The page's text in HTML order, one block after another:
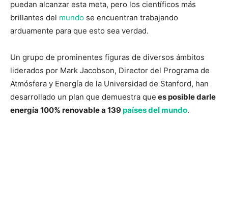
puedan alcanzar esta meta, pero los científicos más
brillantes del mundo se encuentran trabajando
arduamente para que esto sea verdad.
Un grupo de prominentes figuras de diversos ámbitos
liderados por Mark Jacobson, Director del Programa de
Atmósfera y Energía de la Universidad de Stanford, han
desarrollado un plan que demuestra que es posible darle
energía 100% renovable a 139países del mundo.